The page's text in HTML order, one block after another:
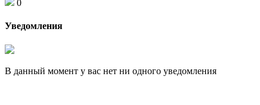
0
Уведомления
В данный момент у вас нет ни одного уведомления